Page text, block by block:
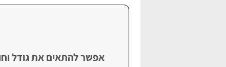
אפשר להתאים את גודל